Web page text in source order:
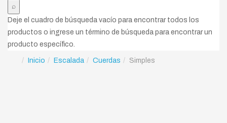
Deje el cuadro de búsqueda vacío para encontrar todos los
productos o ingrese un término de búsqueda para encontrar un
producto específico.
Inicio Escalada Cuerdas Simples